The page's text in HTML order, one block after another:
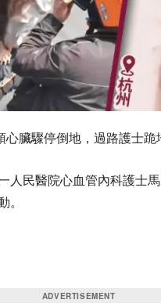
臟驟停倒地，過路護士跪
人民醫院心血管內科護士
。